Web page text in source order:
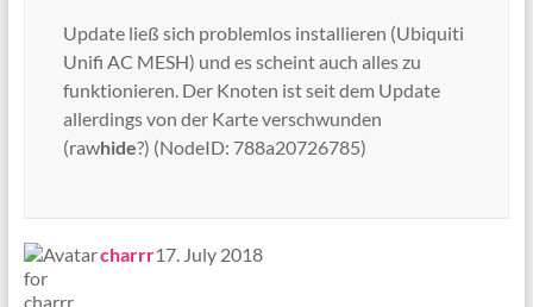
Update ließ sich problemlos installieren (Ubiquiti
Unifi AC MESH) und es scheint auch alles zu
funktionieren. Der Knoten ist seit dem Update
allerdings von der Karte verschwunden
(rawhide?) (NodeID: 788a20726785)
charrr
says: 17. July 2018